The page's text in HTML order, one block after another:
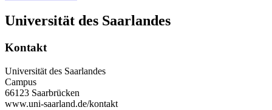
Universität des Saarlandes
Kontakt
Universität des Saarlandes
Campus
66123 Saarbrücken
www.uni-saarland.de/kontakt